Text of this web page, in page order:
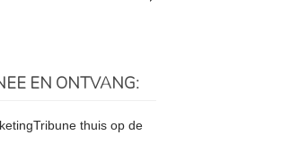
EN ONTVANG:
thuis op de